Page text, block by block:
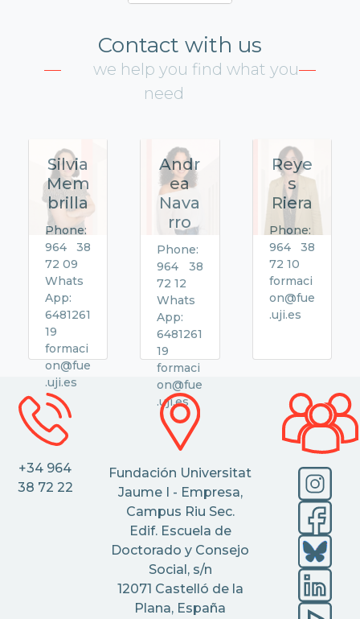
Contact with us
we help you find what you
need
Silvia
Mem
brilla
Phone:
964 38
72 09
Whats
App:
6481261
19
formaci
on@fue
.uji.es
Andr
ea
Nava
rro
Phone:
964 38
72 12
Whats
App:
6481261
19
formaci
on@fue
.uji.es
Reye
s
Riera
Phone:
964 38
72 10
formaci
on@fue
.uji.es
+34 964
38 72 22
Fundación Universitat
Jaume I - Empresa,
Campus Riu Sec.
Edif. Escuela de
Doctorado y Consejo
Social, s/n
12071 Castelló de la
Plana, España